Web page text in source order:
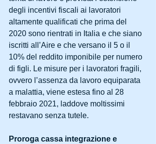
degli incentivi fiscali ai lavoratori
altamente qualificati che prima del
2020 sono rientrati in Italia e che siano
iscritti all’Aire e che versano il 5 o il
10% del reddito imponibile per numero
di figli. Le misure per i lavoratori fragili,
ovvero l’assenza da lavoro equiparata
a malattia, viene estesa fino al 28
febbraio 2021, laddove moltissimi
restavano senza tutele.
Proroga cassa integrazione e